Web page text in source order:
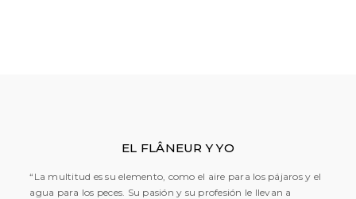
EL FLÂNEUR Y YO
“La multitud es su elemento, como el aire para los pájaros y el
agua para los peces. Su pasión y su profesión le llevan a